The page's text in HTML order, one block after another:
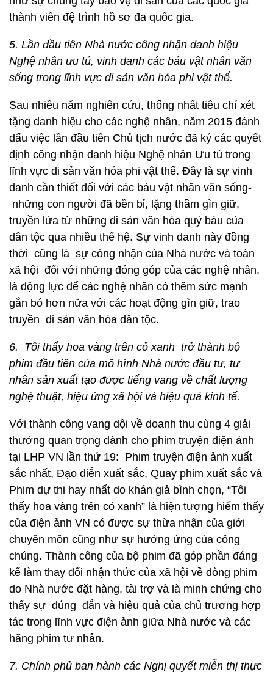
thành viên đệ trình hồ sơ đa quốc gia.
5. Lần đầu tiên Nhà nước công nhận danh hiệu
Nghệ nhân ưu tú, vinh danh các báu vật nhân văn
sống trong lĩnh vực di sản văn hóa phi vật thể.
Sau nhiều năm nghiên cứu, thống nhất tiêu chí xét
tặng danh hiệu cho các nghệ nhân, năm 2015 đánh
dấu việc lần đầu tiên Chủ tịch nước đã ký các quyết
định công nhận danh hiệu Nghệ nhân Ưu tú trong
lĩnh vực di sản văn hóa phi vật thể. Đây là sự vinh
danh cần thiết đối với các báu vật nhân văn sống-
những con người đã bền bỉ, lặng thầm gìn giữ,
truyền lửa từ những di sản văn hóa quý báu của
dân tộc qua nhiều thế hệ. Sự vinh danh này đồng
thời cũng là sự công nhận của Nhà nước và toàn
xã hội đối với những đóng góp của các nghệ nhân,
là động lực để các nghệ nhân có thêm sức mạnh
gắn bó hơn nữa với các hoạt động gìn giữ, trao
truyền di sản văn hóa dân tộc.
6. Tôi thấy hoa vàng trên cỏ xanh trở thành bộ
phim đầu tiên của mô hình Nhà nước đầu tư, tư
nhân sản xuất tạo được tiếng vang về chất lượng
nghệ thuật, hiệu ứng xã hội và hiệu quả kinh tế.
Với thành công vang dội về doanh thu cùng 4 giải
thưởng quan trọng dành cho phim truyện điện ảnh
tại LHP VN lần thứ 19: Phim truyện điện ảnh xuất
sắc nhất, Đạo diễn xuất sắc, Quay phim xuất sắc và
Phim dự thi hay nhất do khán giả bình chọn, “Tôi
thấy hoa vàng trên cỏ xanh” là hiện tượng hiếm thấy
của điện ảnh VN có được sự thừa nhận của giới
chuyên môn cũng như sự hưởng ứng của công
chúng. Thành công của bộ phim đã góp phần đáng
kể làm thay đổi nhận thức của xã hội về dòng phim
do Nhà nước đặt hàng, tài trợ và là minh chứng cho
thấy sự đúng đắn và hiệu quả của chủ trương hợp
tác trong lĩnh vực điện ảnh giữa Nhà nước và các
hãng phim tư nhân.
7. Chính phủ ban hành các Nghị quyết miễn thị thực